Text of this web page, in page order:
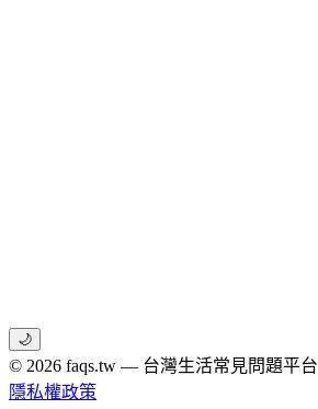
🌙
© 2026 faqs.tw — 台灣生活常見問題平台
隱私權政策